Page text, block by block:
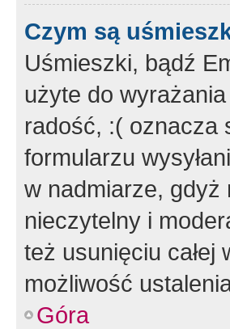
Czym są
Uśmieszki, bądź
użyte do
radość, :( oznacza
formularzu
w nadmiarze, gdyż
nieczytelny i
też usunięciu całej
możliwość
Góra